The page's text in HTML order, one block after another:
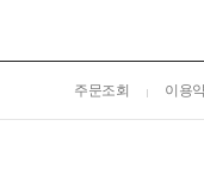
주문조회 이용